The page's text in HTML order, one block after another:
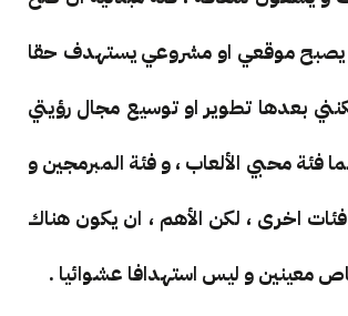
يصبح موقعي او مشروعي يستهدف حقا
بعدها تطوير او توسيع مجال رؤيتي
فئة محبي الألعاب ، و فئة المبرمجين و
اخرى ، لكن الأهم ، ان يكون هناك
معينين و ليس استهدافا عشوائيا .